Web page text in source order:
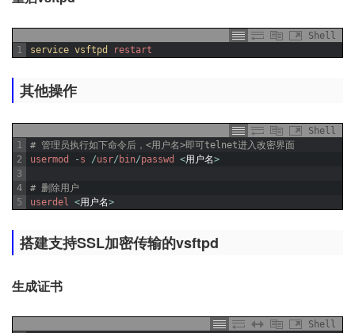
Shell
1
service vsftpd restart
其他操作
Shell
1
2
3
4
5
# 管理员执行如下命令后，<用户名>即可telnet进入改密界面
usermod
-s /usr/ bin/passwd <用户名>
# 删除用户
userdel <用户名>
搭建支持SSL加密传输的vsftpd
生成证书
Shell